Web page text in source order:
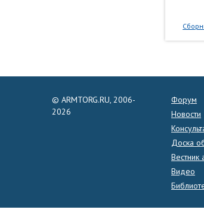
© ARMTORG.RU, 2006-
2026
Форум
Новости
Доска
Вестник
Видео